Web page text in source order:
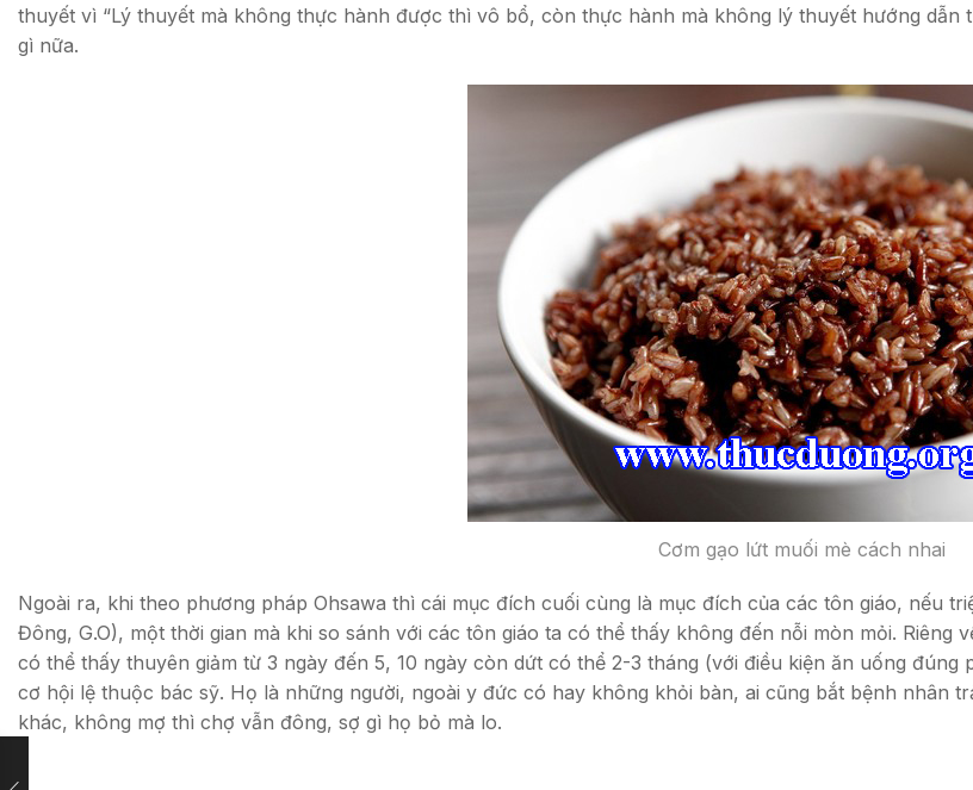
thuyết vì “Lý thuyết mà không thực hành được thì vô bổ, còn thực hành mà không lý thuyết hướng
gì nữa.
Cơm gạo lứt muối mè cách nhai
Ngoài ra, khi theo phương pháp Ohsawa thì cái mục đích cuối cùng là mục đích của các tôn giáo, nếu
Đông, G.O), một thời gian mà khi so sánh với các tôn giáo ta có thể thấy không đến nỗi mòn mỏi.
có thể thấy thuyên giảm từ 3 ngày đến 5, 10 ngày còn dứt có thể 2-3 tháng (với điều kiện ăn uống
cơ hội lệ thuộc bác sỹ. Họ là những người, ngoài y đức có hay không khỏi bàn, ai cũng bắt bệnh nhân
khác, không mợ thì chợ vẫn đông, sợ gì họ bỏ mà lo.